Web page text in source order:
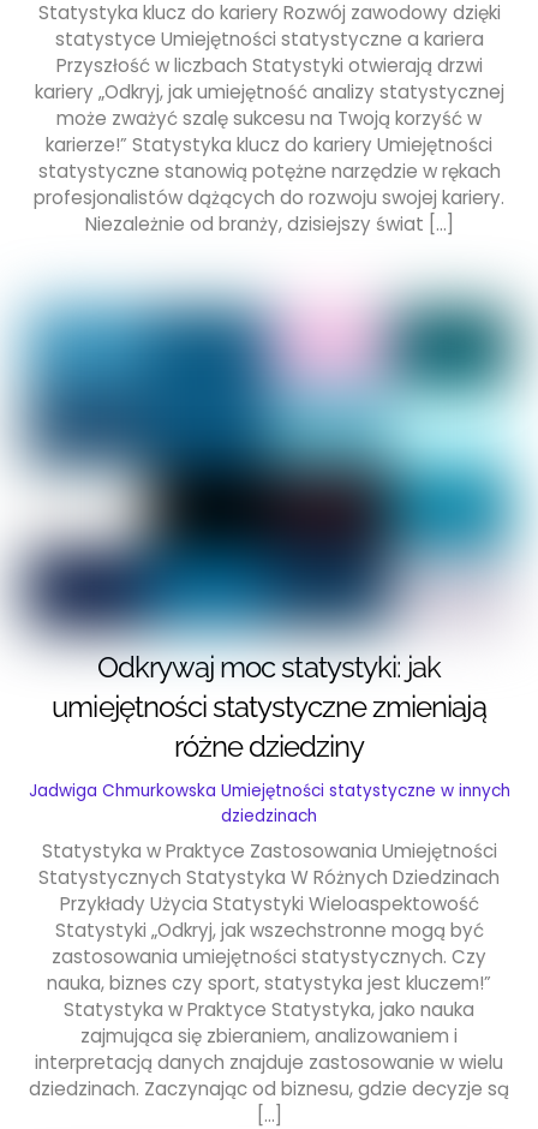
Statystyka klucz do kariery Rozwój zawodowy dzięki
statystyce Umiejętności statystyczne a kariera
Przyszłość w liczbach Statystyki otwierają drzwi
kariery „Odkryj, jak umiejętność analizy statystycznej
może zważyć szalę sukcesu na Twoją korzyść w
karierze!” Statystyka klucz do kariery Umiejętności
statystyczne stanowią potężne narzędzie w rękach
profesjonalistów dążących do rozwoju swojej kariery.
Niezależnie od branży, dzisiejszy świat […]
Odkrywaj moc statystyki: jak
umiejętności statystyczne zmieniają
różne dziedziny
Jadwiga Chmurkowska Umiejętności statystyczne w innych
dziedzinach
Statystyka w Praktyce Zastosowania Umiejętności
Statystycznych Statystyka W Różnych Dziedzinach
Przykłady Użycia Statystyki Wieloaspektowość
Statystyki „Odkryj, jak wszechstronne mogą być
zastosowania umiejętności statystycznych. Czy
nauka, biznes czy sport, statystyka jest kluczem!”
Statystyka w Praktyce Statystyka, jako nauka
zajmująca się zbieraniem, analizowaniem i
interpretacją danych znajduje zastosowanie w wielu
dziedzinach. Zaczynając od biznesu, gdzie decyzje są
[…]